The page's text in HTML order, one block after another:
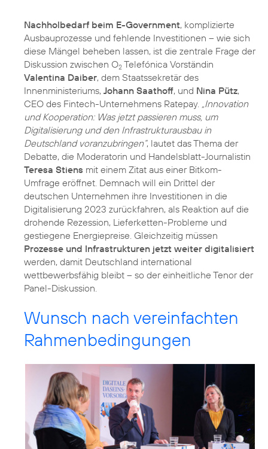
Nachholbedarf beim E-Government, komplizierte
Ausbauprozesse und fehlende Investitionen – wie sich
diese Mängel beheben lassen, ist die zentrale Frage der
Diskussion zwischen O2 Telefónica Vorständin
Valentina Daiber, dem Staatssekretär des
Innenministeriums, Johann Saathoff, und Nina Pütz,
CEO des Fintech-Unternehmens Ratepay. „Innovation
und Kooperation: Was jetzt passieren muss, um
Digitalisierung und den Infrastrukturausbau in
Deutschland voranzubringen“, lautet das Thema der
Debatte, die Moderatorin und Handelsblatt-Journalistin
Teresa Stiens mit einem Zitat aus einer Bitkom-
Umfrage eröffnet. Demnach will ein Drittel der
deutschen Unternehmen ihre Investitionen in die
Digitalisierung 2023 zurückfahren, als Reaktion auf die
drohende Rezession, Lieferketten-Probleme und
gestiegene Energiepreise. Gleichzeitig müssen
Prozesse und Infrastrukturen jetzt weiter digitalisiert
werden, damit Deutschland international
wettbewerbsfähig bleibt – so der einheitliche Tenor der
Panel-Diskussion.
Wunsch nach vereinfachten
Rahmenbedingungen